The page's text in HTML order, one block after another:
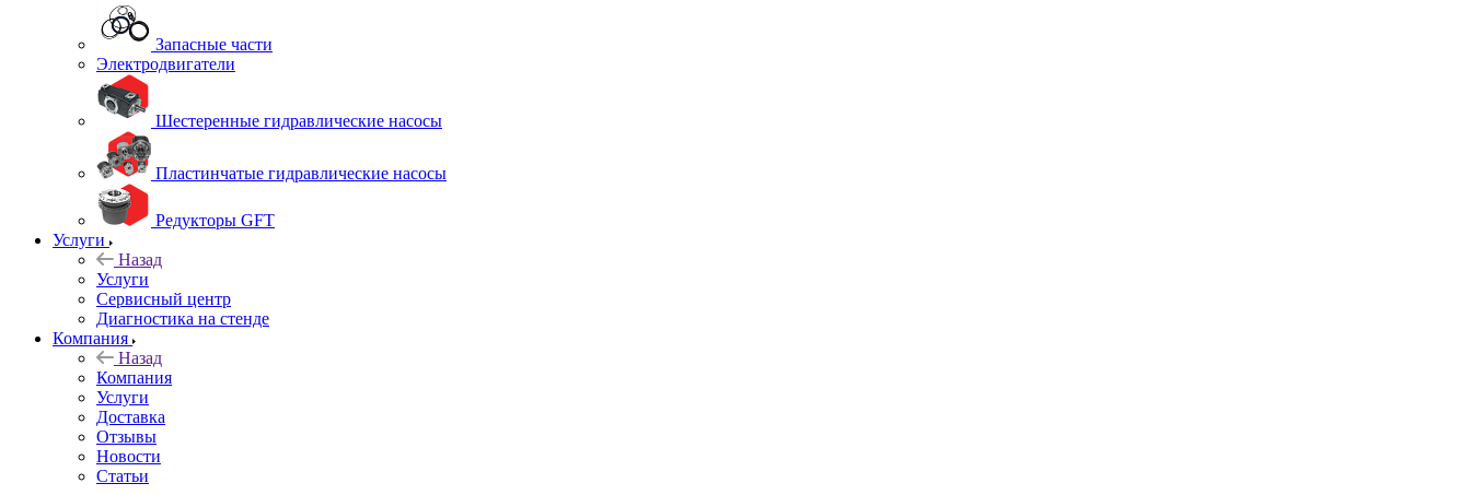
Запасные части
Электродвигатели
Шестеренные гидравлические насосы
Пластинчатые гидравлические насосы
Редукторы GFT
Услуги
Назад
Услуги
Сервисный центр
Диагностика на стенде
Компания
Назад
Компания
Услуги
Доставка
Отзывы
Новости
Статьи